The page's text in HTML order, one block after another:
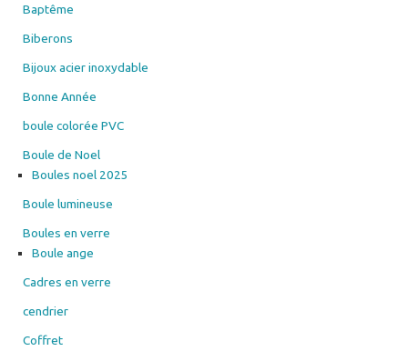
Baptême
Biberons
Bijoux acier inoxydable
Bonne Année
boule colorée PVC
Boule de Noel
Boules noel 2025
Boule lumineuse
Boules en verre
Boule ange
Cadres en verre
cendrier
Coffret